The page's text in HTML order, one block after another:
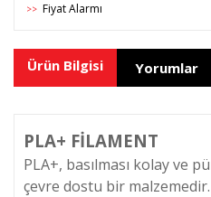
>> Fiyat Alarmı
Ürün Bilgisi Yorumlar
PLA+ FİLAMENT
PLA+, basılması kolay ve
çevre dostu bir malzemedir.